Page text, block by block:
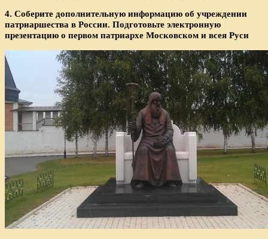
4. Соберите дополнительную информацию об учреждении
патриаршества в России. Подготовьте электронную
презентацию о первом патриархе Московском и всея Руси